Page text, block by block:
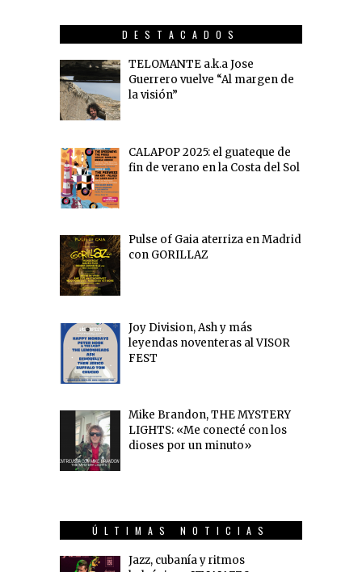
DESTACADOS
TELOMANTE a.k.a Jose
Guerrero vuelve “Al margen de
la visión”
CALAPOP 2025: el guateque de
fin de verano en la Costa del Sol
Pulse of Gaia aterriza en Madrid
con GORILLAZ
Joy Division, Ash y más
leyendas noventeras al VISOR
FEST
Mike Brandon, THE MYSTERY
LIGHTS: «Me conecté con los
dioses por un minuto»
ÚLTIMAS NOTICIAS
Jazz, cubanía y ritmos